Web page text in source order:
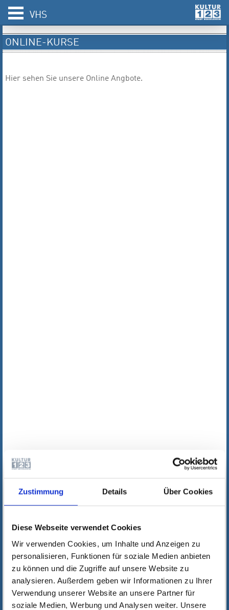
Zustimmung Details Über Cookies
Diese Webseite verwendet Cookies
Wir verwenden Cookies, um Inhalte und Anzeigen zu
personalisieren, Funktionen für soziale Medien anbieten
zu können und die Zugriffe auf unsere Website zu
analysieren. Außerdem geben wir Informationen zu Ihrer
Verwendung unserer Website an unsere Partner für
soziale Medien, Werbung und Analysen weiter. Unsere
VHS
ONLINE-KURSE
Hier sehen Sie unsere Online Angbote.